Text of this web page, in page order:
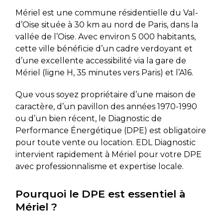
Mériel est une commune résidentielle du Val-
d’Oise située à 30 km au nord de Paris, dans la
vallée de l’Oise. Avec environ 5 000 habitants,
cette ville bénéficie d’un cadre verdoyant et
d’une excellente accessibilité via la gare de
Mériel (ligne H, 35 minutes vers Paris) et l’A16.
Que vous soyez propriétaire d’une maison de
caractère, d’un pavillon des années 1970-1990
ou d’un bien récent, le Diagnostic de
Performance Énergétique (DPE) est obligatoire
pour toute vente ou location. EDL Diagnostic
intervient rapidement à Mériel pour votre DPE
avec professionnalisme et expertise locale.
Pourquoi le DPE est essentiel à
Mériel ?